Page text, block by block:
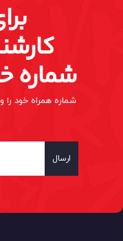
شماره
شماره همراه خود را
ارسال